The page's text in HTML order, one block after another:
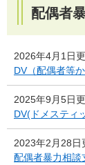
配偶者
2026年4月1日
DV（配偶者等
2025年9月5日
DV(ドメスティ
2023年2月28日
配偶者暴力相談